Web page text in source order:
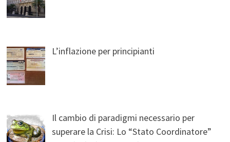
L’inflazione per principianti
Il cambio di paradigmi necessario per
superare la Crisi: Lo “Stato Coordinatore”